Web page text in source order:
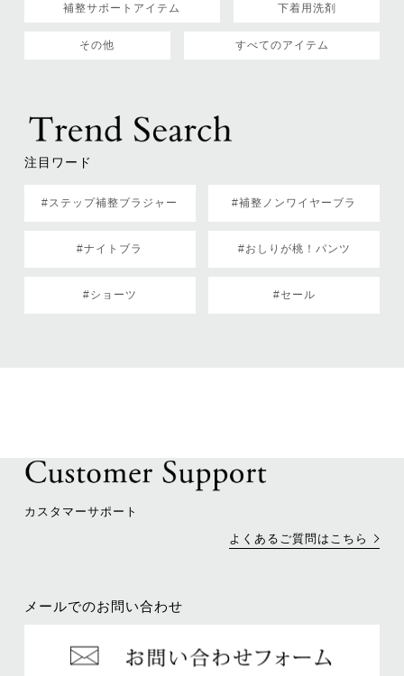
補整サポートアイテム 下着用洗剤
その他 すべてのアイテム
注目ワード
#ステップ補整ブラジャー #補整ノンワイヤーブラ
#ナイトブラ #おしりが桃！パンツ
#ショーツ #セール
カスタマーサポート
よくあるご質問はこちら
メールでのお問い合わせ